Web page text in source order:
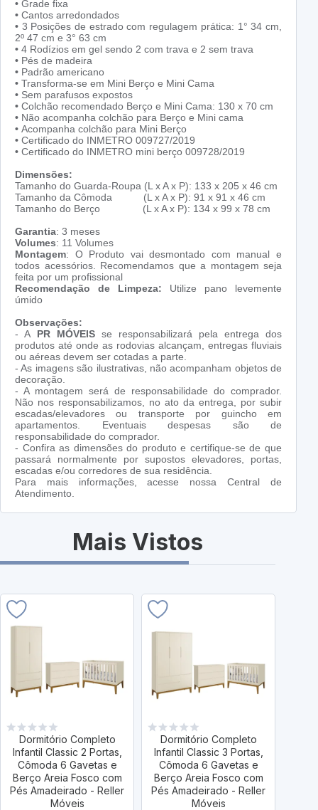
• Grade fixa
• Cantos arredondados
• 3 Posições de estrado com regulagem prática: 1° 34 cm,
2º 47 cm e 3° 63 cm
• 4 Rodízios em gel sendo 2 com trava e 2 sem trava
• Pés de madeira
• Padrão americano
• Transforma-se em Mini Berço e Mini Cama
• Sem parafusos expostos
• Colchão recomendado Berço e Mini Cama: 130 x 70 cm
• Não acompanha colchão para Berço e Mini cama
• Acompanha colchão para Mini Berço
• Certificado do INMETRO 009727/2019
• Certificado do INMETRO mini berço 009728/2019
Dimensões:
Tamanho do Guarda-Roupa (L x A x P): 133 x 205 x 46 cm
Tamanho da Cômoda (L x A x P): 91 x 91 x 46 cm
Tamanho do Berço (L x A x P): 134 x 99 x 78 cm
Garantia: 3 meses
Volumes: 11 Volumes
Montagem: O Produto vai desmontado com manual e
todos acessórios. Recomendamos que a montagem seja
feita por um profissional
Recomendação de Limpeza: Utilize pano levemente
úmido
Observações:
- A PR MÓVEIS se responsabilizará pela entrega dos
produtos até onde as rodovias alcançam, entregas fluviais
ou aéreas devem ser cotadas a parte.
- As imagens são ilustrativas, não acompanham objetos de
decoração.
- A montagem será de responsabilidade do comprador.
Não nos responsabilizamos, no ato da entrega, por subir
escadas/elevadores ou transporte por guincho em
apartamentos. Eventuais despesas são de
responsabilidade do comprador.
- Confira as dimensões do produto e certifique-se de que
passará normalmente por supostos elevadores, portas,
escadas e/ou corredores de sua residência.
Para mais informações, acesse nossa Central de
Atendimento.
Mais Vistos
Dormitório Completo
Infantil Classic 2 Portas,
Cômoda 6 Gavetas e
Berço Areia Fosco com
Pés Amadeirado - Reller
Móveis
Dormitório Completo
Infantil Classic 3 Portas,
Cômoda 6 Gavetas e
Berço Areia Fosco com
Pés Amadeirado - Reller
Móveis